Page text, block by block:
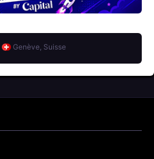
Genève, Suisse